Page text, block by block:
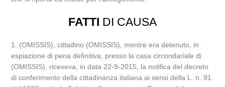
FATTI DI CAUSA
1. (OMISSIS), cittadino (OMISSIS), mentre era detenuto, in
espiazione di pena definitiva, presso la casa circondariale di
(OMISSIS), riceveva, in data 22-9-2015, la notifica del decreto
di conferimento della cittadinanza italiana ai sensi della L. n. 91